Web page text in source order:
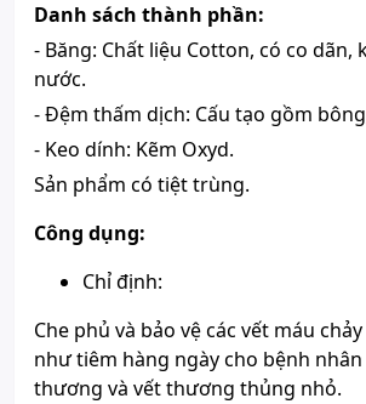
Danh sách thành phần:
- Băng: Chất liệu Cotton, có co dãn,
nước.
- Đệm thấm dịch: Cấu tạo gồm
- Keo dính: Kẽm Oxyd.
Sản phẩm có tiệt trùng.
Công dụng:
Chỉ định:
Che phủ và bảo vệ các vết máu
như tiêm hàng ngày cho bệnh
thương và vết thương thủng nhỏ.